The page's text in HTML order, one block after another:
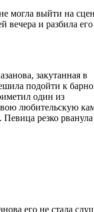
могла выйти на
вечера и разбила его
закутанная в
подойти к
один из
любительскую
резко
его не стала